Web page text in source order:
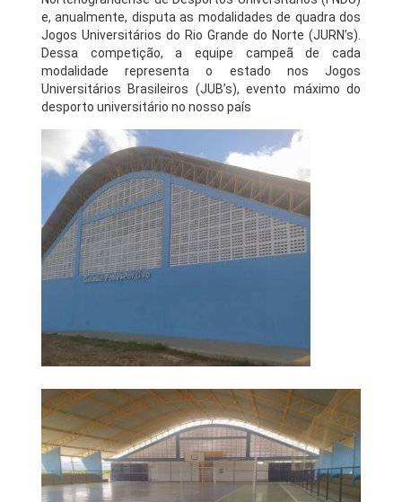
e, anualmente, disputa as modalidades de quadra dos
Jogos Universitários do Rio Grande do Norte (JURN’s).
Dessa competição, a equipe campeã de cada
modalidade representa o estado nos Jogos
Universitários Brasileiros (JUB’s), evento máximo do
desporto universitário no nosso país